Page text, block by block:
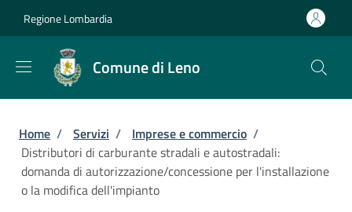
Regione Lombardia
Comune di Leno
Briciole di pane
Home / Servizi / Imprese e commercio /
Distributori di carburante stradali e autostradali:
domanda di autorizzazione/concessione per l'installazione
o la modifica dell'impianto